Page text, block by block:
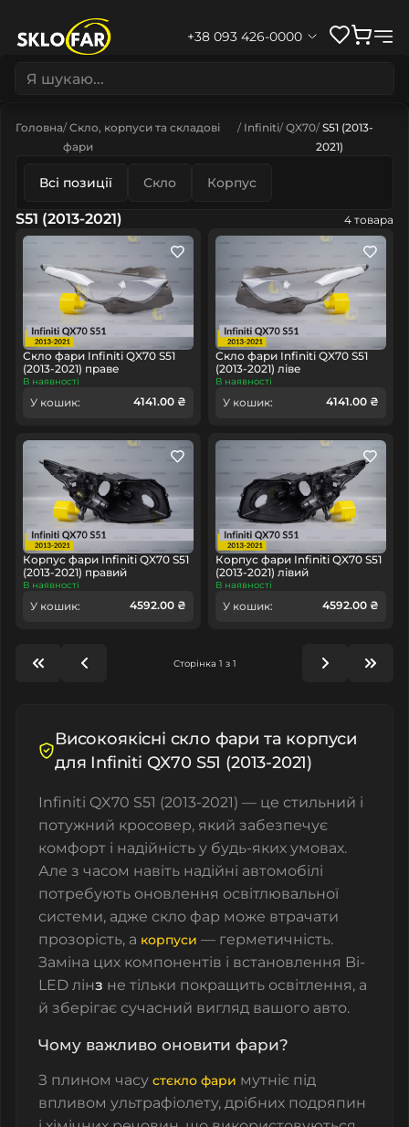
+38 093 426-0000
Головна Скло, корпуси та складові
фари
Infiniti QX70 S51 (2013-
2021)
Всі позиції Скло Корпус
S51 (2013-2021) 4 товара
Скло фари Infiniti QX70 S51
(2013-2021) праве
В наявності
У кошик: 4141.00 ₴
Скло фари Infiniti QX70 S51
(2013-2021) ліве
В наявності
У кошик: 4141.00 ₴
Корпус фари Infiniti QX70 S51
(2013-2021) правий
В наявності
У кошик: 4592.00 ₴
Корпус фари Infiniti QX70 S51
(2013-2021) лівий
В наявності
У кошик: 4592.00 ₴
Сторінка 1 з 1
Високоякісні скло фари та корпуси
для Infiniti QX70 S51 (2013-2021)
Infiniti QX70 S51 (2013-2021) — це стильний і
потужний кросовер, який забезпечує
комфорт і надійність у будь-яких умовах.
Але з часом навіть надійні автомобілі
потребують оновлення освітлювальної
системи, адже скло фар може втрачати
прозорість, а корпуси — герметичність.
Заміна цих компонентів і встановлення Bi-
LED лінз не тільки покращить освітлення, а
й зберігає сучасний вигляд вашого авто.
Чому важливо оновити фари?
З плином часу стєкло фари мутніє під
впливом ультрафіолету, дрібних подряпин